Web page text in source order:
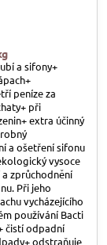
a sifony+
peníze za
při
extra účinný
a ošetření sifonu
vysoce
zprůchodnění
Při jeho
vycházejícího
používání Bacti
čistí odpadní
odstraňuje